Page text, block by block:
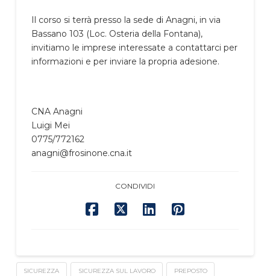
Il corso si terrà presso la sede di Anagni, in via
Bassano 103 (Loc. Osteria della Fontana),
invitiamo le imprese interessate a contattarci per
informazioni e per inviare la propria adesione.
CNA Anagni
Luigi Mei
0775/772162
anagni@frosinone.cna.it
CONDIVIDI
SICUREZZA SICUREZZA SUL LAVORO PREPOSTO